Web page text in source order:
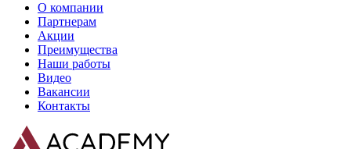
О компании
Партнерам
Акции
Преимущества
Наши работы
Видео
Вакансии
Контакты